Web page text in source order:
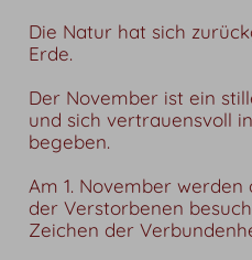
Die Natur hat sich
Erde.
Der November ist ein
und sich vertrauensvoll
begeben.
Am 1. November
der Verstorbenen
Zeichen der